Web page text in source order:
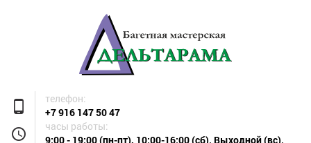
phone_android
телефон:
+7 916 147 50 47
access_time
часы работы:
9:00 - 19:00 (пн-пт), 10:00-16:00 (сб). Выходной (вс).